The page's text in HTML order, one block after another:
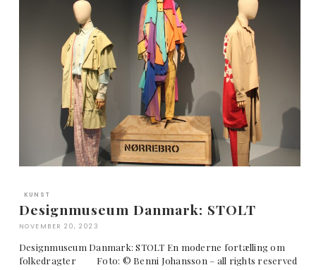
KUNST
Designmuseum Danmark: STOLT
NOVEMBER 20, 2023
Designmuseum Danmark: STOLT En moderne fortælling om
folkedragter Foto: © Benni Johansson – all rights reserved